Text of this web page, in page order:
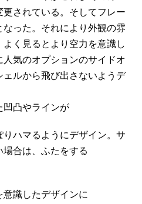
されている。そしてフレー
った。それにより外観の雰
く見るとより空力を意識し
気のオプションのサイドオ
ルから飛び出さないようデ
凹凸やラインが
ハマるようにデザイン。サ
合は、ふたをする
識したデザインに